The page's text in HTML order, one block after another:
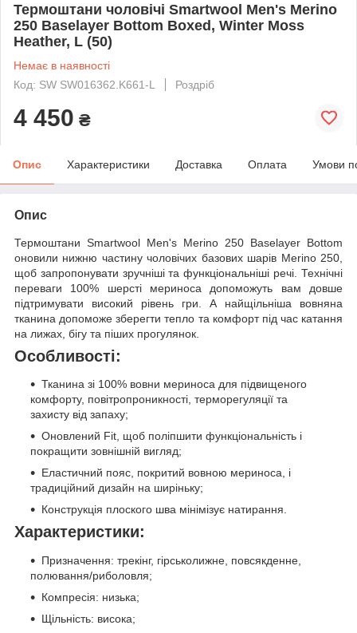
Термоштани чоловічі Smartwool Men's Merino
250 Baselayer Bottom Boxed, Winter Moss
Heather, L (50)
Немає в наявності
Код: SW SW016362.K661-L
Роздріб
4 450 ₴
Опис Характеристики Доставка Оплата Умови
Опис
Термоштани Smartwool Men's Merino 250 Baselayer Bottom
оновили нижню частину чоловічих базових шарів Merino 250,
щоб запропонувати зручніші та функціональніші речі. Технічні
переваги 100% шерсті мериноса допоможуть вам довше
підтримувати високий рівень гри. А найщільніша вовняна
тканина допоможе зберегти тепло та комфорт під час катання
на лижах, бігу та піших прогулянок.
Особливості:
Тканина зі 100% вовни мериноса для підвищеного
комфорту, повітропроникності, терморегуляції та
захисту від запаху;
Оновлений Fit, щоб поліпшити функціональність і
покращити зовнішній вигляд;
Еластичний пояс, покритий вовною мериноса, і
традиційний дизайн на ширіньку;
Конструкція плоского шва мінімізує натирання.
Характеристики:
Призначення: трекінг, гірськолижне, повсякденне,
полювання/риболовля;
Компресія: низька;
Щільність: висока;